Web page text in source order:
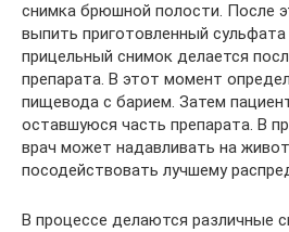
снимка брюшной полости. После
выпить приготовленный
прицельный снимок делается
препарата. В этот момент
пищевода с барием. Затем
оставшуюся часть препарата. В
врач может надавливать на
посодействовать лучшему
В процессе делаются различные